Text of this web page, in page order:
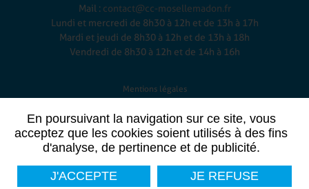
Mail : contact@cc-mosellemadon.fr
Lundi et mercredi de 8h30 à 12h et de 13h à 17h
Mardi et jeudi de 8h30 à 12h et de 13h à 18h
Vendredi de 8h30 à 12h et de 14h à 16h
Mentions légales
Plan du site
Données personnelles
En poursuivant la navigation sur ce site, vous
acceptez que les cookies soient utilisés à des fins
d'analyse, de pertinence et de publicité.
J'ACCEPTE JE REFUSE